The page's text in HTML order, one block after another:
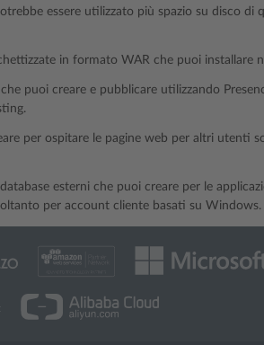
essere utilizzato più spazio su disco di
in formato WAR che puoi installare
puoi creare e pubblicare utilizzando
per ospitare le pagine web per altri utenti
esterni che puoi creare per le
per account cliente basati su Windows.